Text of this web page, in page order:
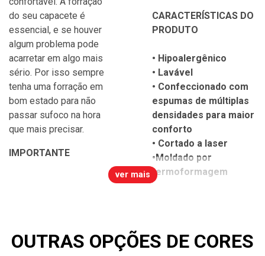
do seu capacete é
essencial, e se houver
algum problema pode
acarretar em algo mais
sério. Por isso sempre
tenha uma forração em
bom estado para não
passar sufoco na hora
que mais precisar.
IMPORTANTE
CARACTERÍSTICAS DO
PRODUTO
• Hipoalergênico
• Lavável
• Confeccionado com
espumas de múltiplas
densidades para maior
conforto
• Cortado a laser
•Moldado por
termoformagem
ver mais
OUTRAS OPÇÕES DE CORES